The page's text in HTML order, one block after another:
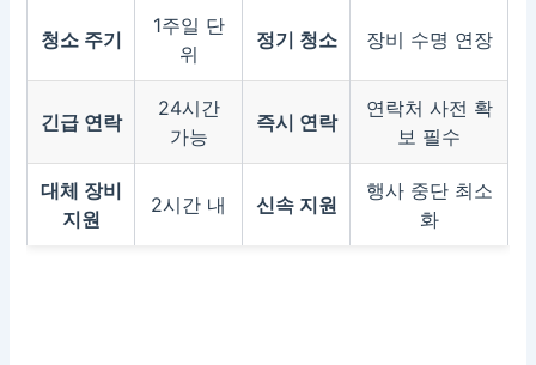
청소 주기
1주일 단
위
정기 청소 장비 수명 연장
긴급 연락
24시간
가능
즉시 연락
연락처 사전 확
보 필수
대체 장비
지원
2시간 내 신속 지원
행사 중단 최소
화